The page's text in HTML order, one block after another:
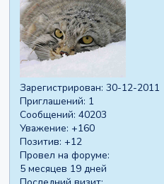
Зарегистрирован: 30-12-2011
Приглашений: 1
Сообщений: 40203
Уважение: +160
Позитив: +12
Провел на форуме:
5 месяцев 19 дней